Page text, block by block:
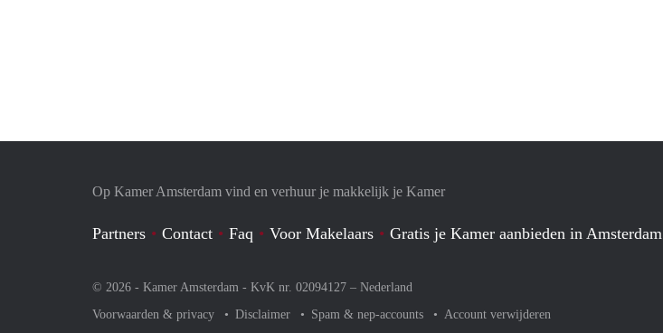
Op Kamer Amsterdam vind en verhuur je makkelijk je Kamer
Partners Contact Faq Voor Makelaars Gratis je Kamer aanbieden in Amsterdam
© 2026 - Kamer Amsterdam - KvK nr. 02094127 – Nederland
Voorwaarden & privacy
Disclaimer Spam & nep-accounts Account verwijderen